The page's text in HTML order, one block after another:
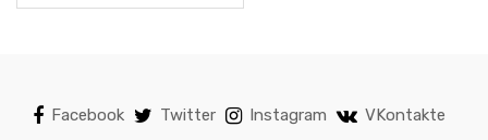
Facebook Twitter Instagram VKontakte